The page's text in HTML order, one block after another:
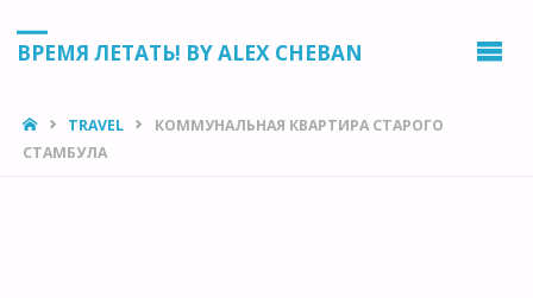
ВРЕМЯ ЛЕТАТЬ! BY ALEX CHEBAN
HOMETRAVEL
КОММУНАЛЬНАЯ КВАРТИРА СТАРОГО
СТАМБУЛА